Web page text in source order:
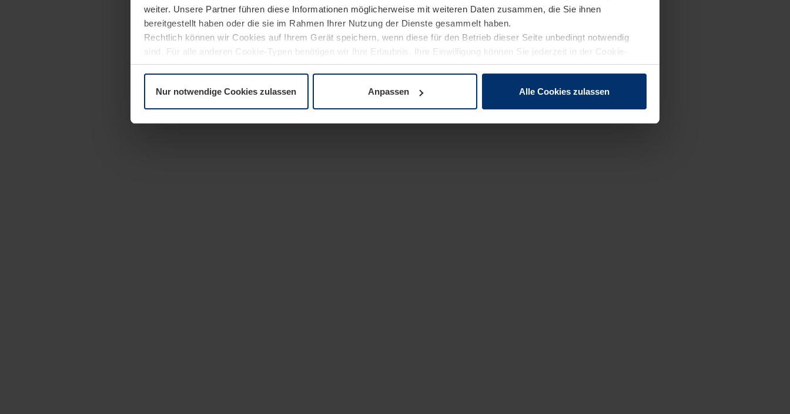
weiter. Unsere Partner führen diese Informationen möglicherweise mit weiteren Daten zusammen, die Sie ihnen
bereitgestellt haben oder die sie im Rahmen Ihrer Nutzung der Dienste gesammelt haben.
Rechtlich können wir Cookies auf Ihrem Gerät speichern, wenn diese für den Betrieb dieser Seite unbedingt notwendig
sind. Für alle anderen Cookie-Typen benötigen wir Ihre Erlaubnis. Ihre Einwilligung können Sie jederzeit in der Cookie-
Erläuterung auf der SeiteDatenschutzerklärungunserer Website ändern oder widerrufen.
Nur notwendige Cookies zulassen Anpassen Alle Cookies zulassen